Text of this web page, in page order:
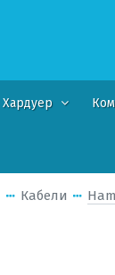
Хардуер
Кабели